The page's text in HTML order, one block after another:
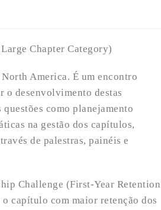
Chapter Category)
America. É um encontro
desenvolvimento destas
como planejamento
na gestão dos capítulos,
de palestras, painéis e
Challenge (First-Year Retention
capítulo com maior retenção dos